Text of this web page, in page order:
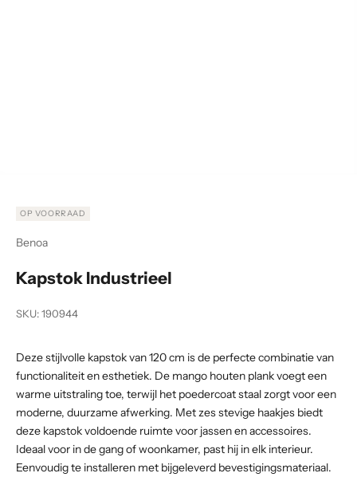
OP VOORRAAD
Benoa
Kapstok Industrieel
SKU: 190944
Deze stijlvolle kapstok van 120 cm is de perfecte combinatie van
functionaliteit en esthetiek. De mango houten plank voegt een
warme uitstraling toe, terwijl het poedercoat staal zorgt voor een
moderne, duurzame afwerking. Met zes stevige haakjes biedt
deze kapstok voldoende ruimte voor jassen en accessoires.
Ideaal voor in de gang of woonkamer, past hij in elk interieur.
Eenvoudig te installeren met bijgeleverd bevestigingsmateriaal.